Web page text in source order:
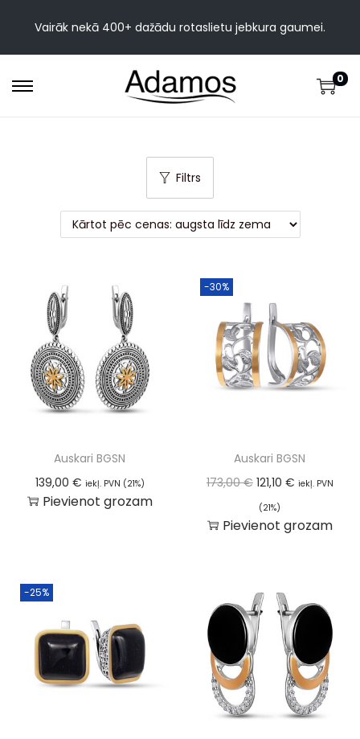
Vairāk nekā 400+ dažādu rotaslietu jebkura gaumei.
0
Filtrs
Auskari BGSN
139,00 € iekļ. PVN (21%)
Pievienot grozam
-30%
Auskari BGSN
173,00€ 121,10 € iekļ. PVN
(21%)
Pievienot grozam
-25%